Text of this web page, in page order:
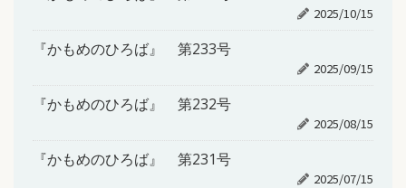
2025/10/15
『かもめのひろば』 第233号
2025/09/15
『かもめのひろば』 第232号
2025/08/15
『かもめのひろば』 第231号
2025/07/15